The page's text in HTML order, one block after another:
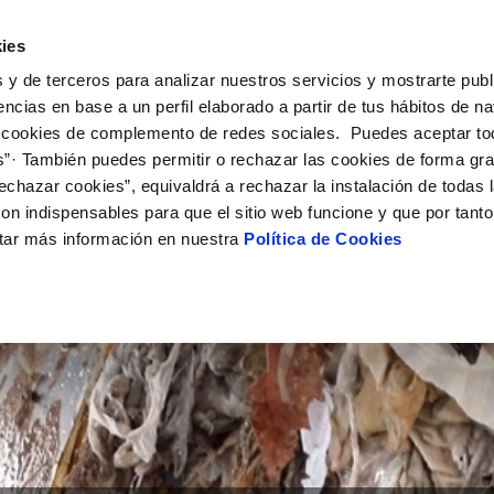
de terceros para analizar nuestros servicios y mostrarte
en base a un perfil elaborado a partir de tus hábitos de
de complemento de redes sociales. Puedes aceptar
También puedes permitir o rechazar las cookies de forma
cookies”, equivaldrá a rechazar la instalación de todas
indispensables para que el sitio web funcione y que por
más información en nuestra Política de Cookies
de titular
de subministrament
MODIFICACIÓ DE DADES
Actualitzar dades bancàries
Actualitzar dades de domicili
El Teu Servei
AL CLIENT
contacte
e impresos
COMPROMÍS DE SERVEI
Carta de compromisos
Customer Counsel - Defensa del
La Teua Aigua
la qualitat de l’aigua
consumidor
CURES DE L'AIGUA
Consells d’estalvi
Depòsits comunitaris
Coneix-nos
DE GESTIÓ I CERTIFICATS
MEDIDAS ANTIFRAUDE
PERFIL DEL CONTRACTANT
Plataforma de contractes del
públic
Portal del proveïdor
El